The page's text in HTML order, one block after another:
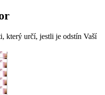
který určí, jestli je odstín Vaší